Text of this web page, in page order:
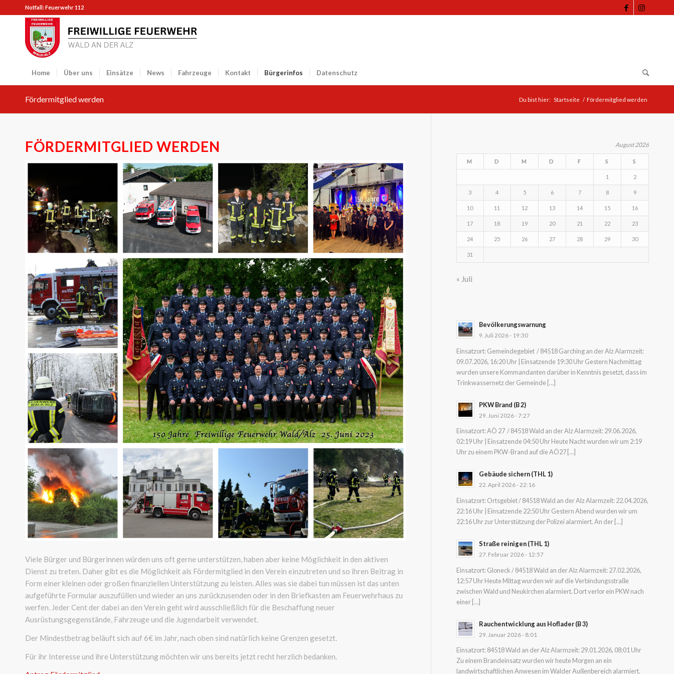
Notfall: Feuerwehr 112
Home Über uns Einsätze News Fahrzeuge Kontakt Bürgerinfos Datenschutz
Fördermitglied werden Du bist hier: Startseite / Fördermitglied werden
FÖRDERMITGLIED WERDEN
Viele Bürger und Bürgerinnen würden uns oft gerne unterstützen, haben aber keine Möglichkeit in den aktiven
Dienst zu treten. Daher gibt es die Möglichkeit als Fördermitglied in den Verein einzutreten und so ihren Beitrag in
Form einer kleinen oder großen finanziellen Unterstützung zu leisten. Alles was sie dabei tun müssen ist das unten
aufgeführte Formular auszufüllen und wieder an uns zurückzusenden oder in den Briefkasten am Feuerwehrhaus zu
werfen. Jeder Cent der dabei an den Verein geht wird ausschließlich für die Beschaffung neuer
Ausrüstungsgegenstände, Fahrzeuge und die Jugendarbeit verwendet.
Der Mindestbetrag beläuft sich auf 6€ im Jahr, nach oben sind natürlich keine Grenzen gesetzt.
Für ihr Interesse und ihre Unterstützung möchten wir uns bereits jetzt recht herzlich bedanken.
August 2026
M D M D F S S
1 2
3 4 5 6 7 8 9
10 11 12 13 14 15 16
17 18 19 20 21 22 23
24 25 26 27 28 29 30
31
« Juli
Bevölkerungswarnung
9. Juli 2026 - 19:30
Einsatzort: Gemeindegebiet / 84518 Garching an der Alz Alarmzeit:
09.07.2026, 16:20 Uhr | Einsatzende 19:30 Uhr Gestern Nachmittag
wurden unsere Kommandanten darüber in Kenntnis gesetzt, dass im
Trinkwassernetz der Gemeinde […]
PKW Brand (B 2)
29. Juni 2026 - 7:27
Einsatzort: AÖ 27 / 84518 Wald an der Alz Alarmzeit: 29.06.2026,
02:19 Uhr | Einsatzende 04:50 Uhr Heute Nacht wurden wir um 2:19
Uhr zu einem PKW-Brand auf die AÖ27 […]
Gebäude sichern (THL 1)
22. April 2026 - 22:16
Einsatzort: Ortsgebiet / 84518 Wald an der Alz Alarmzeit: 22.04.2026,
22:16 Uhr | Einsatzende 22:50 Uhr Gestern Abend wurden wir um
22:16 Uhr zur Unterstützung der Polizei alarmiert. An der […]
Straße reinigen (THL 1)
27. Februar 2026 - 12:57
Einsatzort: Gloneck / 84518 Wald an der Alz Alarmzeit: 27.02.2026,
12:57 Uhr Heute Mittag wurden wir auf die Verbindungsstraße
zwischen Wald und Neukirchen alarmiert. Dort verlor ein PKW nach
einer […]
Rauchentwicklung aus Hoflader (B 3)
29. Januar 2026 - 8:01
Einsatzort: 84518 Wald an der Alz Alarmzeit: 29.01.2026, 08:01 Uhr
Zu einem Brandeinsatz wurden wir heute Morgen an ein
landwirtschaftlichen Anwesen im Walder Außenbereich alarmiert.